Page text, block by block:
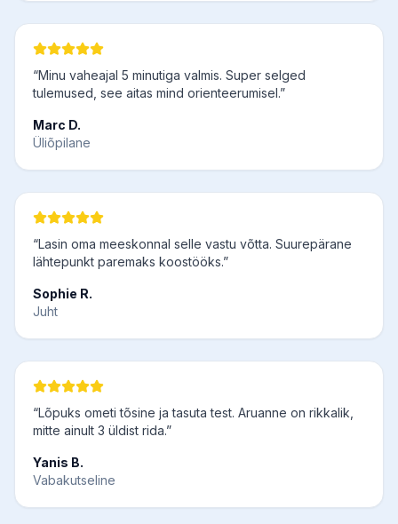
“Minu vaheajal 5 minutiga valmis. Super selged
tulemused, see aitas mind orienteerumisel.”
Marc D.
Üliõpilane
“Lasin oma meeskonnal selle vastu võtta. Suurepärane
lähtepunkt paremaks koostööks.”
Sophie R.
Juht
“Lõpuks ometi tõsine ja tasuta test. Aruanne on rikkalik,
mitte ainult 3 üldist rida.”
Yanis B.
Vabakutseline